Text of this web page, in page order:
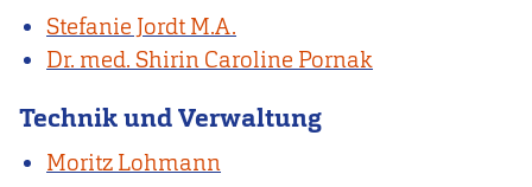
Stefanie Jordt M.A.
Dr. med. Shirin Caroline Pornak
Technik und Verwaltung
Moritz Lohmann